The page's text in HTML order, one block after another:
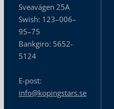
Sveavägen 25A
Swish: 123–006–
95–75
Bankgiro: 5652-
5124
E-post:
info@kopingstars.se